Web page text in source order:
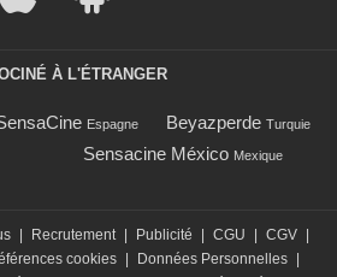
À L'ÉTRANGER
Espagne Beyazperde Turquie
Sensacine México Mexique
Recrutement Publicité CGU CGV
cookies Données Personnelles